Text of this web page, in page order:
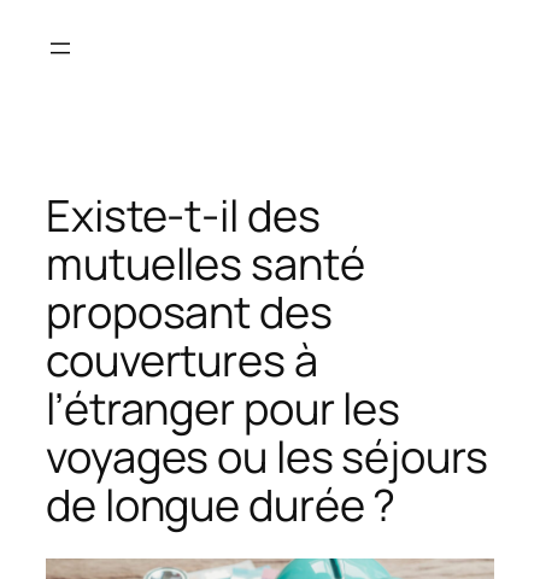
Existe-t-il des
mutuelles santé
proposant des
couvertures à
l’étranger pour les
voyages ou les séjours
de longue durée ?